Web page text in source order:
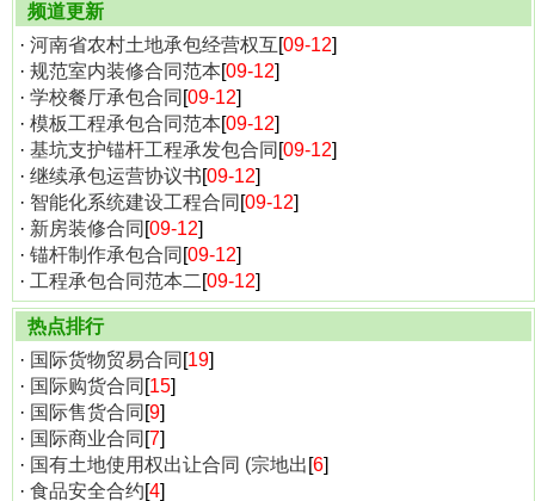
频道更新
· 河南省农村土地承包经营权互[09-12]
· 规范室内装修合同范本[09-12]
· 学校餐厅承包合同 [09-12]
· 模板工程承包合同范本[09-12]
· 基坑支护锚杆工程承发包合同 [09-12]
· 继续承包运营协议书[09-12]
· 智能化系统建设工程合同 [09-12]
· 新房装修合同 [09-12]
· 锚杆制作承包合同 [09-12]
· 工程承包合同范本二 [09-12]
热点排行
· 国际货物贸易合同 [19]
· 国际购货合同 [15]
· 国际售货合同 [9]
· 国际商业合同 [7]
· 国有土地使用权出让合同 (宗地出 [6]
· 食品安全合约[4]